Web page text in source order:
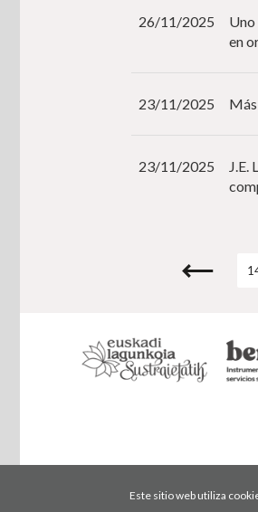
26/11/2025
en
23/11/2025
23/11/2025
J.E.
Este sitio web utiliza